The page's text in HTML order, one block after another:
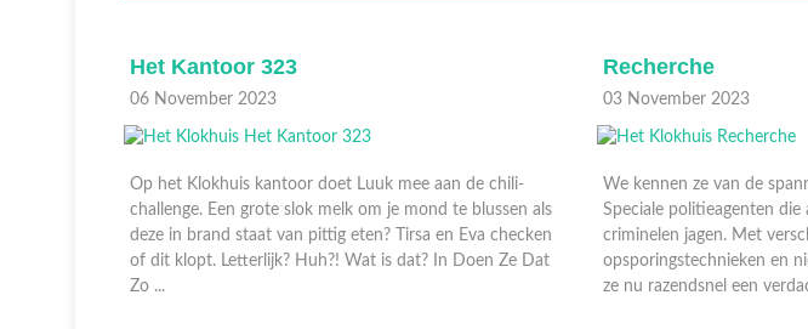
kantoor doet Luuk mee aan de chili-
grote slok melk om je mond te blussen als
staat van pittig eten? Tirsa en Eva checken
Letterlijk? Huh?! Wat is dat? In Doen Ze Dat
We kennen ze van de spannende televisieprogramma's.
Speciale politieagenten die achter boeven en andere
criminelen jagen. Met verschillende
opsporingstechnieken en nieuwe technologieën kunnen
ze nu razendsnel een verdachte aan ...